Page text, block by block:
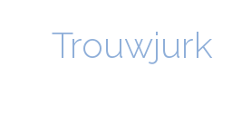
Trouwjurk